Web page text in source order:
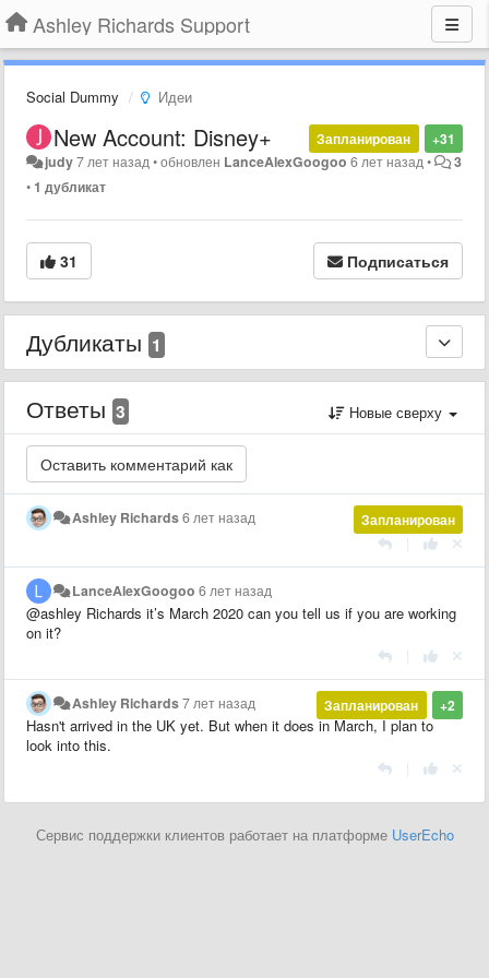
Ashley Richards Support
Social Dummy Идеи
+31
Запланирован
New Account: Disney+
judy7 лет назад•обновлен LanceAlexGoogoo 6 лет назад•
3
• 1 дубликат
31 Подписаться
Дубликаты 1
Ответы 3 Новые сверху
Запланирован
Ashley Richards6 лет назад
LanceAlexGoogoo 6 лет назад
@ashley Richards it’s March 2020 can you tell us if you are working
on it?
+2
Запланирован
Ashley Richards7 лет назад
Hasn't arrived in the UK yet. But when it does in March, I plan to
look into this.
Сервис поддержки клиентов работает на платформе UserEcho